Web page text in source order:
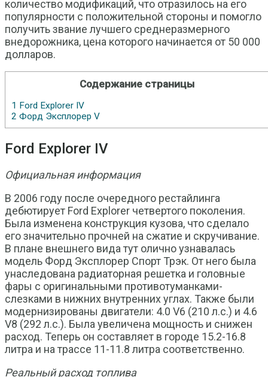
количество модификаций, что отразилось на его
популярности с положительной стороны и помогло
получить звание лучшего среднеразмерного
внедорожника, цена которого начинается от 50 000
долларов.
Содержание страницы
1 Ford Explorer IV
2 Форд Эксплорер V
Ford Explorer IV
Официальная информация
В 2006 году после очередного рестайлинга
дебютирует Ford Explorer четвертого поколения.
Была изменена конструкция кузова, что сделало
его значительно прочней на сжатие и скручивание.
В плане внешнего вида тут олично узнавалась
модель Форд Эксплорер Спорт Трэк. От него была
унаследована радиаторная решетка и головные
фары с оригинальными противотуманками-
слезками в нижних внутренних углах. Также были
модернизированы двигатели: 4.0 V6 (210 л.с.) и 4.6
V8 (292 л.с.). Была увеличена мощность и снижен
расход. Теперь он составляет в городе 15.2-16.8
литра и на трассе 11-11.8 литра соответственно.
Реальный расход топлива